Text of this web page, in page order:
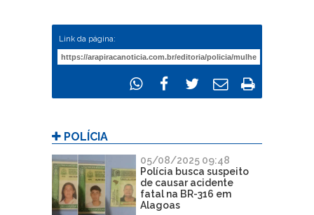
Link da página:
POLÍCIA
05/08/2025 09:48
Polícia busca suspeito
de causar acidente
fatal na BR-316 em
Alagoas